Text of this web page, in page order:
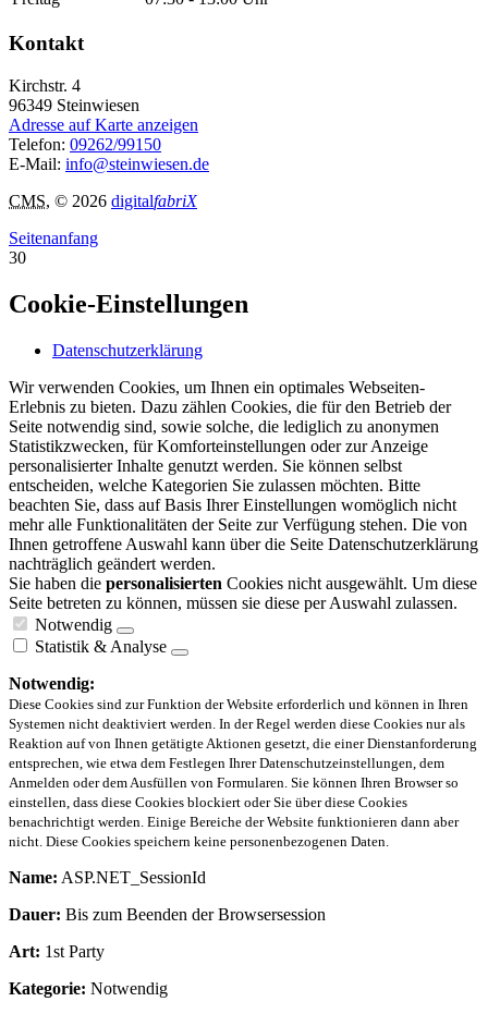
Kontakt
Kirchstr. 4
96349 Steinwiesen
Adresse auf Karte anzeigen
Telefon: 09262/99150
E-Mail: info@steinwiesen.de
CMS, © 2026 digitalfabriX
Seitenanfang
30
Cookie-Einstellungen
Datenschutzerklärung
Wir verwenden Cookies, um Ihnen ein optimales Webseiten-
Erlebnis zu bieten. Dazu zählen Cookies, die für den Betrieb der
Seite notwendig sind, sowie solche, die lediglich zu anonymen
Statistikzwecken, für Komforteinstellungen oder zur Anzeige
personalisierter Inhalte genutzt werden. Sie können selbst
entscheiden, welche Kategorien Sie zulassen möchten. Bitte
beachten Sie, dass auf Basis Ihrer Einstellungen womöglich nicht
mehr alle Funktionalitäten der Seite zur Verfügung stehen. Die von
Ihnen getroffene Auswahl kann über die Seite Datenschutzerklärung
nachträglich geändert werden.
Sie haben die personalisierten Cookies nicht ausgewählt. Um diese
Seite betreten zu können, müssen sie diese per Auswahl zulassen.
Notwendig
Statistik & Analyse
Notwendig:
Diese Cookies sind zur Funktion der Website erforderlich und können in Ihren
Systemen nicht deaktiviert werden. In der Regel werden diese Cookies nur als
Reaktion auf von Ihnen getätigte Aktionen gesetzt, die einer Dienstanforderung
entsprechen, wie etwa dem Festlegen Ihrer Datenschutzeinstellungen, dem
Anmelden oder dem Ausfüllen von Formularen. Sie können Ihren Browser so
einstellen, dass diese Cookies blockiert oder Sie über diese Cookies
benachrichtigt werden. Einige Bereiche der Website funktionieren dann aber
nicht. Diese Cookies speichern keine personenbezogenen Daten.
Name: ASP.NET_SessionId
Dauer: Bis zum Beenden der Browsersession
Art: 1st Party
Kategorie: Notwendig